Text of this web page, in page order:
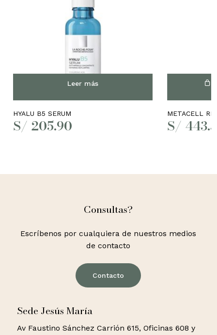
Leer más
HYALU B5 SERUM
S/ 205.90
METACELL
S/
Consultas?
Escríbenos por cualquiera de nuestros medios
de contacto
Contacto
Sede Jesús María
Av Faustino Sánchez Carrión 615, Oficinas 608 y